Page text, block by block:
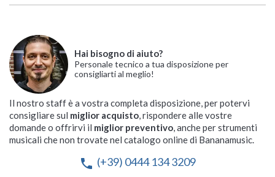
Hai bisogno di aiuto?
Personale tecnico a tua disposizione per
consigliarti al meglio!
Il nostro staff è a vostra completa disposizione, per potervi
consigliare sul miglior acquisto, rispondere alle vostre
domande o offrirvi il miglior preventivo, anche per strumenti
musicali che non trovate nel catalogo online di Bananamusic.
phone (+39) 0444 134 3209